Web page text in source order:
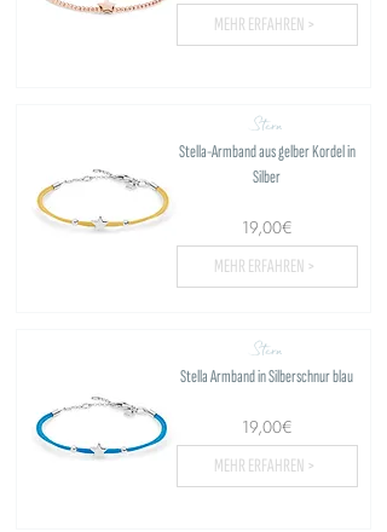
MEHR ERFAHREN >
Stern
Stella-Armband aus gelber Kordel in
Silber
19,00€
MEHR ERFAHREN >
Stern
Stella Armband in Silberschnur blau
19,00€
MEHR ERFAHREN >